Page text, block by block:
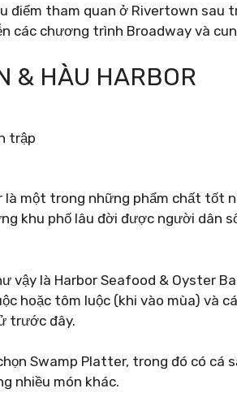
điểm tham quan ở Rivertown sau
các chương trình Broadway và
& HÀU HARBOR
trập
là một trong những phẩm chất tốt
khu phố lâu đời được người dân
vậy là Harbor Seafood & Oyster
hoặc tôm luộc (khi vào mùa) và
trước đây.
Swamp Platter, trong đó có cá
nhiều món khác.